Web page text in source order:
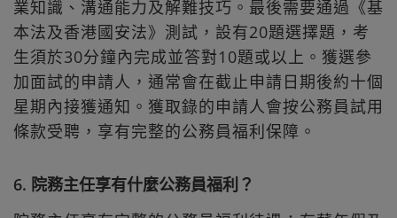
業知識、溝通能力及解難技巧。最後需要通過《基
本法及香港國安法》測試，設有20題選擇題，考
生須於30分鐘內完成並答對10題或以上。獲選參
加面試的申請人，通常會在截止申請日期後約十個
星期內接獲通知。獲取錄的申請人會按公務員試用
條款受聘，享有完整的公務員福利保障。
6. 院務主任享有什麼公務員福利？